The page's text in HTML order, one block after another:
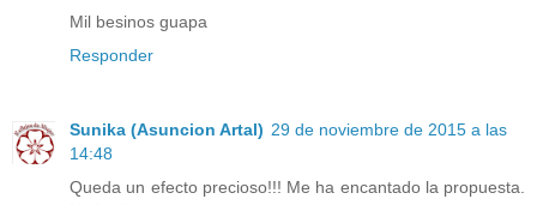
Mil besinos guapa
Responder
Sunika (Asuncion Artal) 29 de noviembre de 2015 a las
14:48
Queda un efecto precioso!!! Me ha encantado la propuesta.